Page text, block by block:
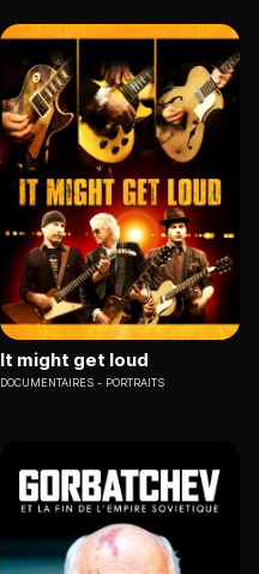
It might get loud
DOCUMENTAIRES PORTRAITS